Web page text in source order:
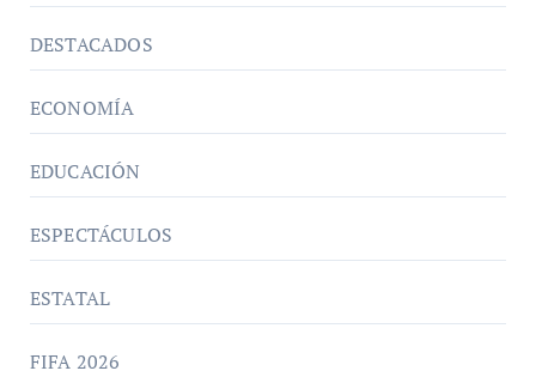
DESTACADOS
ECONOMÍA
EDUCACIÓN
ESPECTÁCULOS
ESTATAL
FIFA 2026